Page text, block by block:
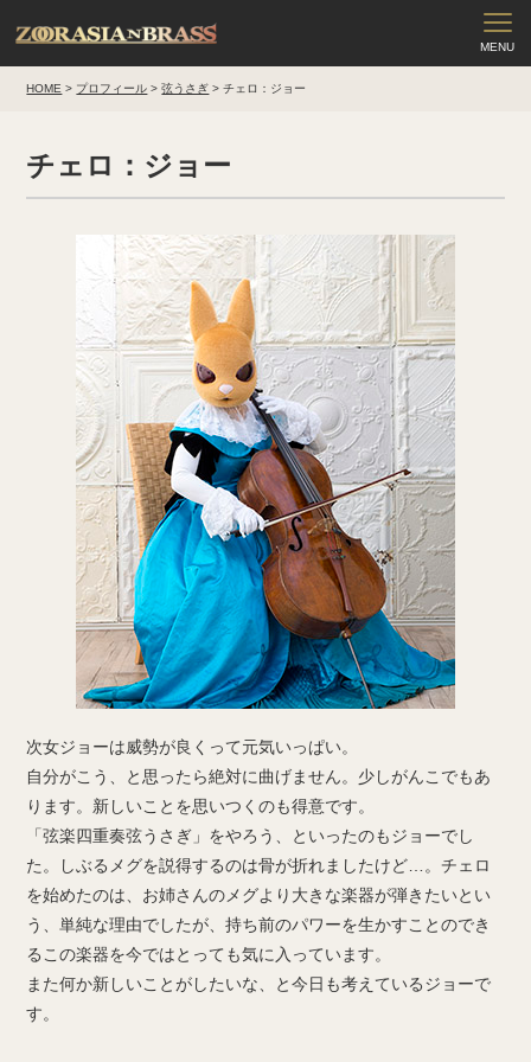
HOME > プロフィール >弦うさぎ >チェロ：ジョー
チェロ：ジョー
次女ジョーは威勢が良くって元気いっぱい。
自分がこう、と思ったら絶対に曲げません。少しがんこでもあ
ります。新しいことを思いつくのも得意です。
「弦楽四重奏弦うさぎ」をやろう、といったのもジョーでし
た。しぶるメグを説得するのは骨が折れましたけど…。チェロ
を始めたのは、お姉さんのメグより大きな楽器が弾きたいとい
う、単純な理由でしたが、持ち前のパワーを生かすことのでき
るこの楽器を今ではとっても気に入っています。
また何か新しいことがしたいな、と今日も考えているジョーで
す。